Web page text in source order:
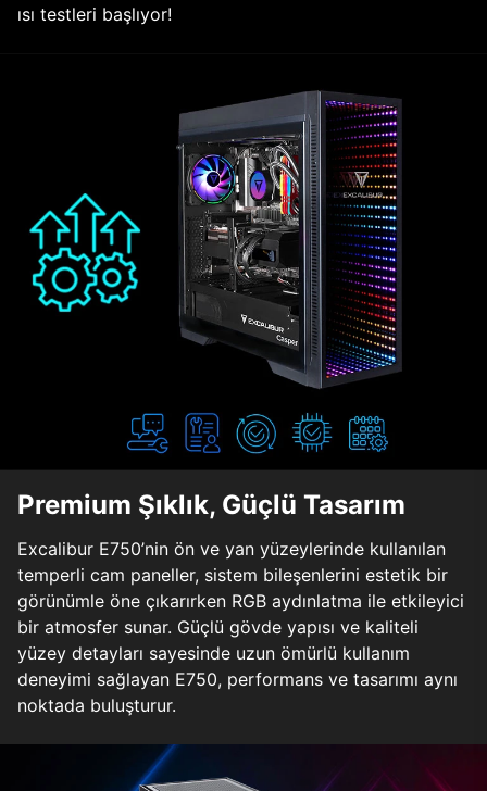
ısı testleri başlıyor!
Premium Şıklık, Güçlü Tasarım
Excalibur E750’nin ön ve yan yüzeylerinde kullanılan
temperli cam paneller, sistem bileşenlerini estetik bir
görünümle öne çıkarırken RGB aydınlatma ile etkileyici
bir atmosfer sunar. Güçlü gövde yapısı ve kaliteli
yüzey detayları sayesinde uzun ömürlü kullanım
deneyimi sağlayan E750, performans ve tasarımı aynı
noktada buluşturur.